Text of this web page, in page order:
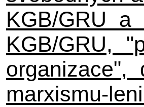
KGB/GRU
KGB/GRU,
organizace",
marxismu-